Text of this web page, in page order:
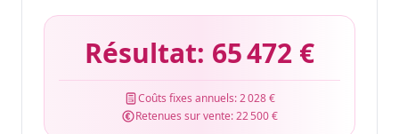
Résultat: 65 472 €
Coûts fixes annuels:2 028 €
Retenues sur vente:22 500 €